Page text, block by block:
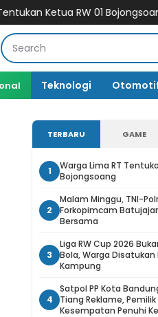
01 Bojongsoang
Malam
Teknologi
TERBARU GAME
1
Warga Lima RT
Bojongsoang
2
Malam Minggu, TNI-
Forkopimcam
Bersama
3
Liga RW Cup 2026
Bola, Warga
Kampung
4
Satpol PP Kota
Tiang Reklame, Pemilik
Kesempatan Penuhi